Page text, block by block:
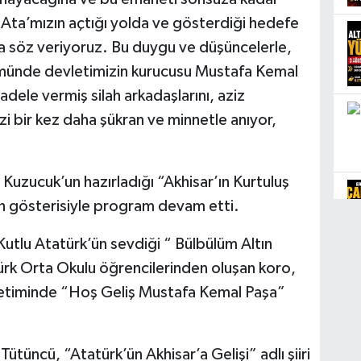
açtığı yolda ve gösterdiği hedefe
söz veriyoruz. Bu duygu ve düşüncelerle,
devletimizin kurucusu Mustafa Kemal
vermiş silah arkadaşlarını, aziz
bir kez daha şükran ve minnetle anıyor,
hazırladığı “Akhisar’ın Kurtuluş
gösterisiyle program devam etti.
Atatürk’ün sevdiği “ Bülbülüm Altın
Orta Okulu öğrencilerinden oluşan koro,
“Hoş Geliş Mustafa Kemal Paşa”
“Atatürk’ün Akhisar’a Gelişi” adlı şiiri